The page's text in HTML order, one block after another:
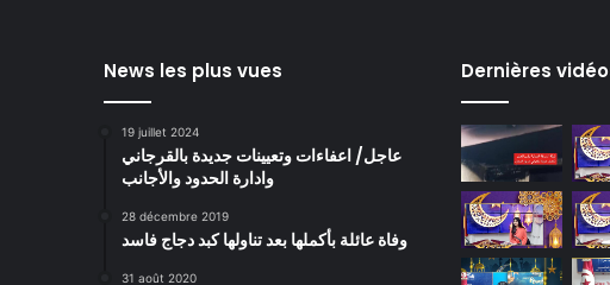
News les plus vues
19 juillet 2024
عاجل/ اعفاءات وتعيينات جديدة بالقرجاني
وادارة الحدود والأجانب
28 décembre 2019
وفاة عائلة بأكملها بعد تناولها كبد دجاج فاسد
31 août 2020
Dernières